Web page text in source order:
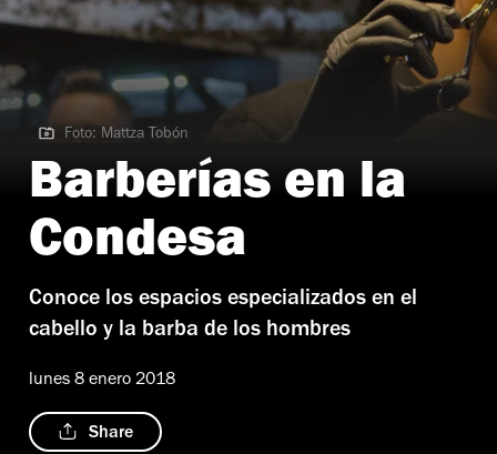
Foto: Mattza Tobón
Foto: Mattza Tobón
Barberías en la
Condesa
Conoce los espacios especializados en el
cabello y la barba de los hombres
lunes 8 enero 2018
Share